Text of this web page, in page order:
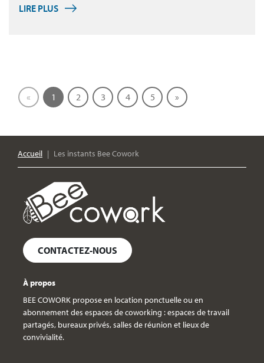
LIRE PLUS
« 1 (Page courante)
2 3 4 5 »
Accueil Les instants Bee Cowork
CONTACTEZ-NOUS
À propos
BEE COWORK propose en location ponctuelle ou en
abonnement des espaces de coworking : espaces de travail
partagés, bureaux privés, salles de réunion et lieux de
convivialité.